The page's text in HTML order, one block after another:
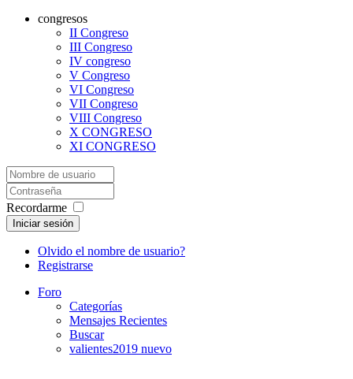
congresos
II Congreso
III Congreso
IV congreso
V Congreso
VI Congreso
VII Congreso
VIII Congreso
X CONGRESO
XI CONGRESO
Recordarme
Iniciar sesión
Olvido el nombre de usuario?
Registrarse
Foro
Categorías
Mensajes Recientes
Buscar
valientes2019 nuevo